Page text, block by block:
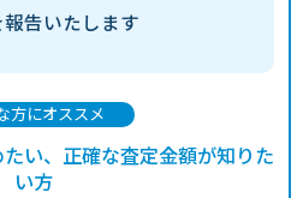
報告いたします
方にオススメ
い、正確な査定金額が知りた
い方